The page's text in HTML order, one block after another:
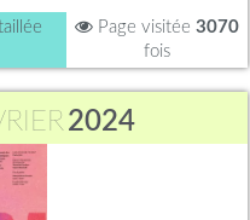
Page visitée 3070
fois
2024